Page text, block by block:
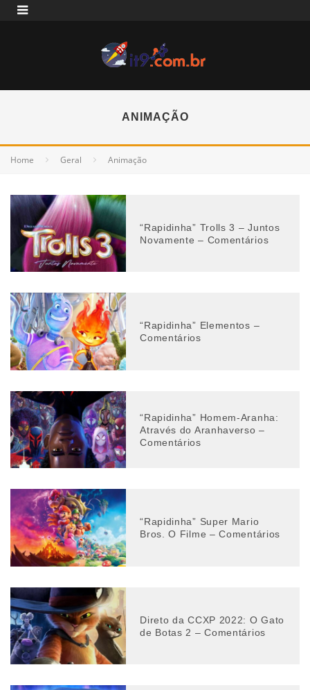
ANIMAÇÃO
Home Geral Animação
“Rapidinha” Trolls 3 – Juntos
Novamente – Comentários
“Rapidinha” Elementos –
Comentários
“Rapidinha” Homem-Aranha:
Através do Aranhaverso –
Comentários
“Rapidinha” Super Mario
Bros. O Filme – Comentários
Direto da CCXP 2022: O Gato
de Botas 2 – Comentários